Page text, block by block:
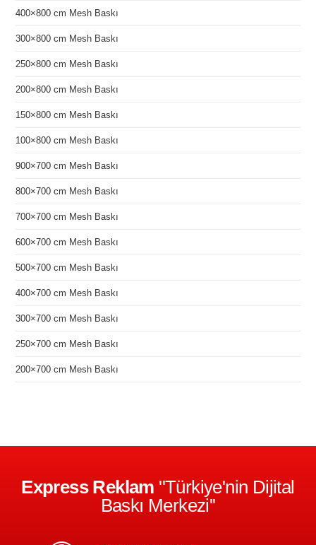
400×800 cm Mesh Baskı
300×800 cm Mesh Baskı
250×800 cm Mesh Baskı
200×800 cm Mesh Baskı
150×800 cm Mesh Baskı
100×800 cm Mesh Baskı
900×700 cm Mesh Baskı
800×700 cm Mesh Baskı
700×700 cm Mesh Baskı
600×700 cm Mesh Baskı
500×700 cm Mesh Baskı
400×700 cm Mesh Baskı
300×700 cm Mesh Baskı
250×700 cm Mesh Baskı
200×700 cm Mesh Baskı
Express Reklam ''Türkiye'nin Dijital
Baskı Merkezi''